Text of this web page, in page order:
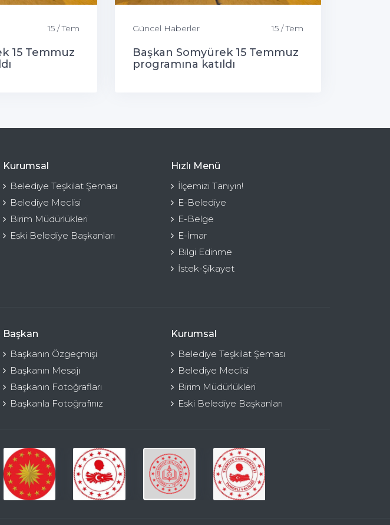
15 / Tem
15 Temmuz
Güncel Haberler 15 / Tem
Başkan Somyürek 15 Temmuz
programına katıldı
Kurumsal
Belediye Teşkilat Şeması
Belediye Meclisi
Birim Müdürlükleri
Eski Belediye Başkanları
Hızlı Menü
İlçemizi Tanıyın!
E-Belediye
E-Belge
E-İmar
Bilgi Edinme
İstek-Şikayet
Başkan
Başkanın Özgeçmişi
Başkanın Mesajı
Başkanın Fotoğrafları
Başkanla Fotoğrafınız
Kurumsal
Belediye Teşkilat Şeması
Belediye Meclisi
Birim Müdürlükleri
Eski Belediye Başkanları